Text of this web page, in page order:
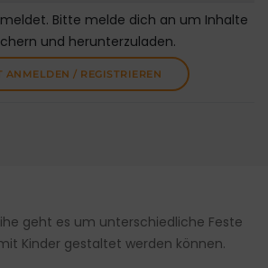
Bitte melde dich an um Inhalte
und herunterzuladen.
ANMELDEN / REGISTRIEREN
geht es um unterschiedliche Feste
Kinder gestaltet werden können.